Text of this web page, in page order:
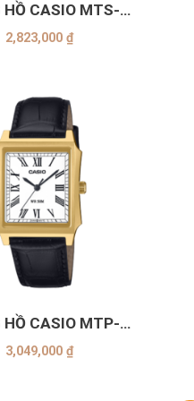
HỒ CASIO MTS-
2A2VDF
2,823,000₫
HỒ CASIO MTP-
7BVDF
3,049,000₫